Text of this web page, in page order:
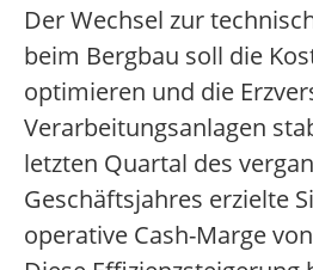
Der Wechsel zur
beim Bergbau soll die
optimieren und die
Verarbeitungsanlagen
letzten Quartal des
Geschäftsjahres erzielte
operative Cash-Marge